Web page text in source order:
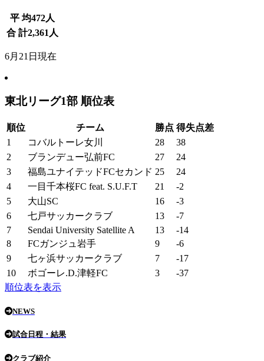
平 均472人
合 計2,361 人
6月21日現在
東北リーグ1部 順位表
順位 チーム 勝点 得失点差
1
コバルトーレ女川 28
38
2
ブランデュー弘前FC 27
24
3
福島ユナイテッドFCセカンド 25
24
4
一目千本桜FC feat. S.U.F.T 21
-2
5
大山SC 16
-3
6
七戸サッカークラブ 13
-7
7
Sendai University Satellite A 13
-14
8
FCガンジュ岩手 9
-6
9
七ヶ浜サッカークラブ 7
-17
10
ボゴーレ.D.津軽FC 3
-37
順位表を表示
NEWS
試合日程・結果
クラブ紹介